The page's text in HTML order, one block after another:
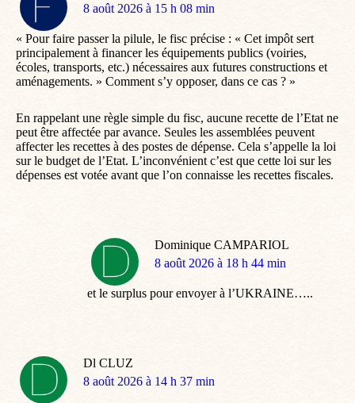
dit
8 août 2026 à 15 h 08 min
« Pour faire passer la pilule, le fisc précise : « Cet impôt sert
principalement à financer les équipements publics (voiries,
écoles, transports, etc.) nécessaires aux futures constructions et
aménagements. » Comment s’y opposer, dans ce cas ? »
En rappelant une règle simple du fisc, aucune recette de l’Etat ne
peut être affectée par avance. Seules les assemblées peuvent
affecter les recettes à des postes de dépense. Cela s’appelle la loi
sur le budget de l’Etat. L’inconvénient c’est que cette loi sur les
dépenses est votée avant que l’on connaisse les recettes fiscales.
Dominique CAMPARIOL
dit
8 août 2026 à 18 h 44 min
et le surplus pour envoyer à l’UKRAINE…..
Dl CLUZ
dit
8 août 2026 à 14 h 37 min